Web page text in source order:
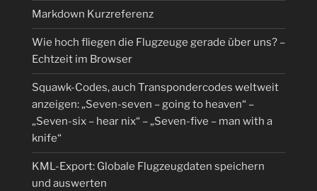
Markdown Kurzreferenz
Wie hoch fliegen die Flugzeuge gerade über uns? –
Echtzeit im Browser
Squawk-Codes, auch Transpondercodes weltweit
anzeigen: „Seven-seven – going to heaven“ –
„Seven-six – hear nix“ – „Seven-five – man with a
knife“
KML-Export: Globale Flugzeugdaten speichern
und auswerten